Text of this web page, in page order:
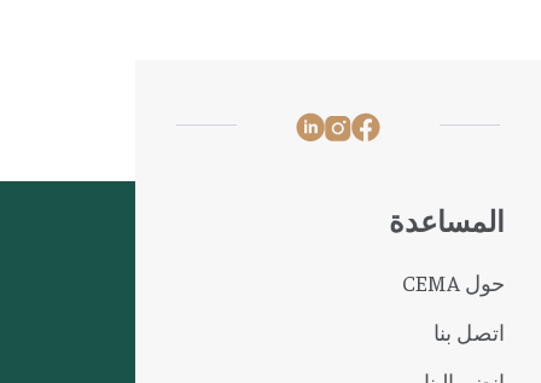
المساعدة
حول CEMA
اتصل بنا